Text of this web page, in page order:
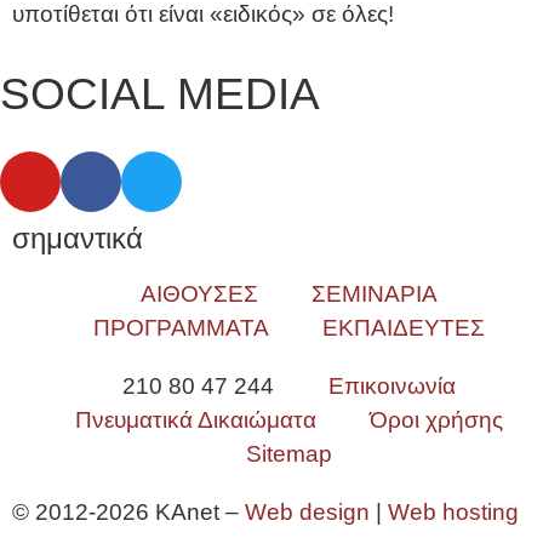
υποτίθεται ότι είναι «ειδικός» σε όλες!
SOCIAL MEDIA
σημαντικά
ΑΙΘΟΥΣΕΣ
ΣΕΜΙΝΑΡΙΑ
ΠΡΟΓΡΑΜΜΑΤΑ
ΕΚΠΑΙΔΕΥΤΕΣ
210 80 47 244
Επικοινωνία
Πνευματικά Δικαιώματα
Όροι χρήσης
Sitemap
© 2012-2026 KAnet – Web design Web hosting